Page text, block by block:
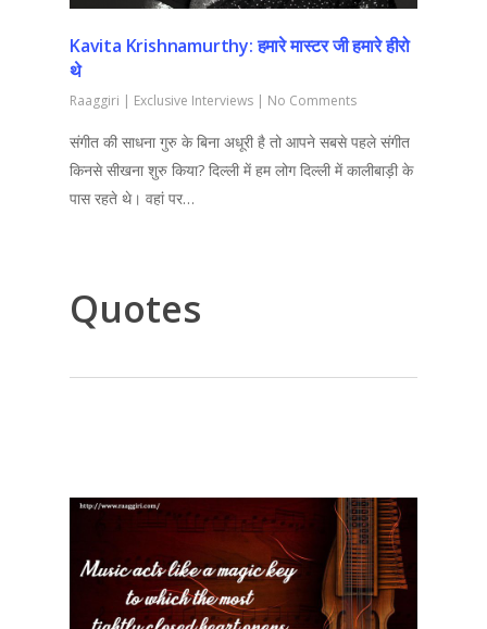
Kavita Krishnamurthy: हमारे मास्टर जी हमारे हीरो
थे
Raaggiri | Exclusive Interviews | No Comments
संगीत की साधना गुरु के बिना अधूरी है तो आपने सबसे पहले संगीत
किनसे सीखना शुरु किया? दिल्ली में हम लोग दिल्ली में कालीबाड़ी के
पास रहते थे। वहां पर…
Quotes